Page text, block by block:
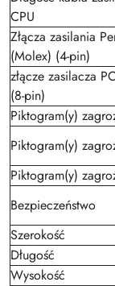
CPU
Złącza zasilania
(Molex) (4-pin)
złącze zasilacza
(8-pin)
Piktogram(y)
Piktogram(y)
Piktogram(y)
Bezpieczeństwo
Szerokość
Długość
Wysokość